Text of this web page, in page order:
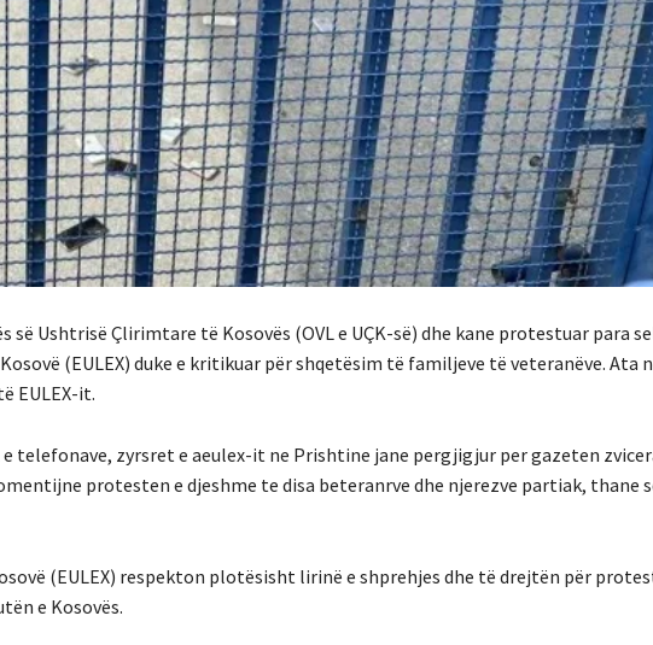
Ushtrisë Çlirimtare të Kosovës (OVL e UÇK-së) dhe kane protestuar para
(EULEX) duke e kritikuar për shqetësim të familjeve të veteranëve. Ata
EULEX-it.
telefonave, zyrsret e aeulex-it ne Prishtine jane pergjigjur per gazeten
protesten e djeshme te disa beteranrve dhe njerezve partiak, thane
(EULEX) respekton plotësisht lirinë e shprehjes dhe të drejtën për
e Kosovës.